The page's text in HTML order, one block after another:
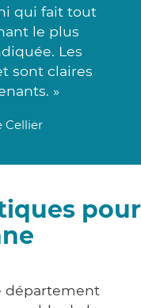
qui fait tout
le plus
Les
sont claires
»
Cellier
pour
département